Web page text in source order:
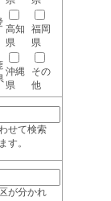
高知
県
福岡
県
沖縄
県
その
他
せて検索
す。
が分かれ